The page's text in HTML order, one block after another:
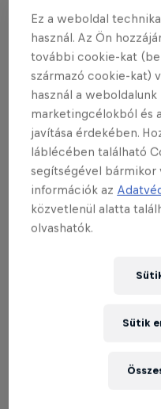
Görbe Soma: Most
összeállt!
3 perc olvasás
A 16 éves tehetség
ugyanis szó szerint
THE
Ez a weboldal
használ. Az Ön
további cookie-kat
származó cookie-kat)
használ a weboldalunk
marketingcélokból és
javítása érdekében.
láblécében található
segítségével bármikor
információk az
közvetlenül alatta
olvashatók.
Sütik